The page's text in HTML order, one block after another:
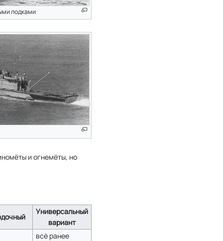
лодками
и огнемёты, но
Универсальный
вариант
всё ранее